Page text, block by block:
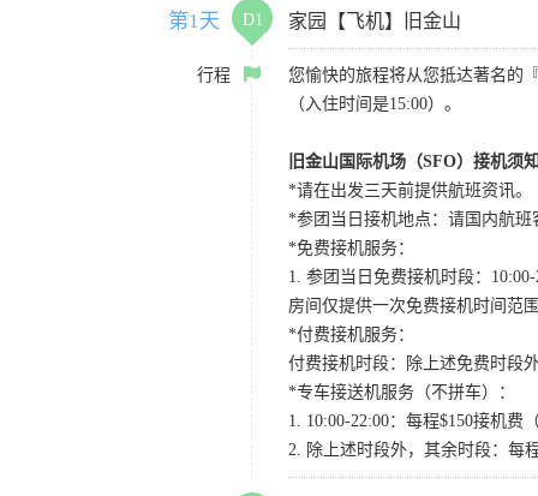
第1天 D1 家园【飞机】旧金山
行程
您愉快的旅程将从您抵达著名的
（入住时间是15:00）。
旧金山国际机场（SFO）接机须
*请在出发三天前提供航班资讯。
*参团当日接机地点：请国内航班
*免费接机服务：
1. 参团当日免费接机时段：
房间仅提供一次免费接机时间范
*付费接机服务：
付费接机时段：除上述免费时段
*专车接送机服务（不拼车）：
1. 10:00-22:00：每程$150接机
2. 除上述时段外，其余时段：每